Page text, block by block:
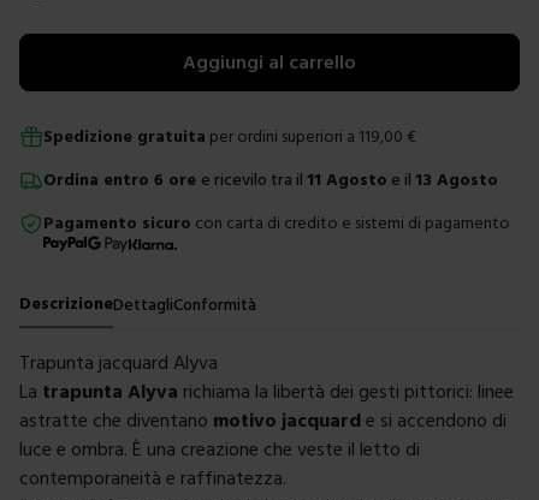
Aggiungi al carrello
Spedizione gratuita per ordini superiori a 119,00 €
Ordina entro 6 ore e ricevilo tra il 11 Agosto e il 13 Agosto
Pagamento sicuro con carta di credito e sistemi di pagamento
DescrizioneDettagliConformità
Trapunta jacquard Alyva
La trapunta Alyva richiama la libertà dei gesti pittorici: linee
astratte che diventano motivo jacquarde si accendono di
luce e ombra. È una creazione che veste il letto di
contemporaneità e raffinatezza.